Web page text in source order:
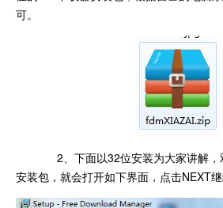
可。
2、下面以32位安装为大家讲解，
安装包，就会打开如下界面，点击NEXT继